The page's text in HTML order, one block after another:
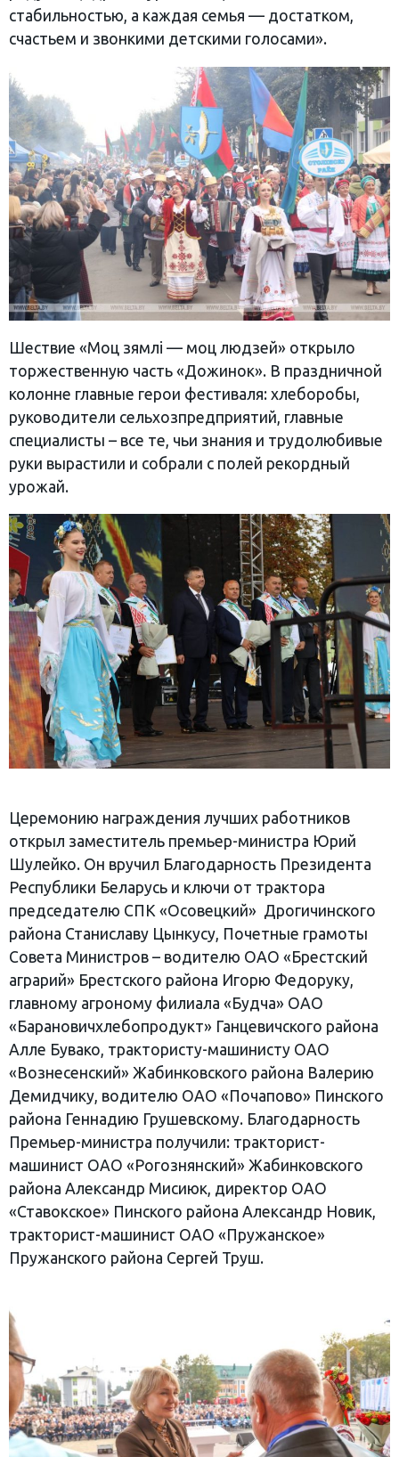
стабильностью, а каждая семья — достатком,
счастьем и звонкими детскими голосами».
Шествие «Моц зямлі — моц людзей» открыло
торжественную часть «Дожинок». В праздничной
колонне главные герои фестиваля: хлеборобы,
руководители сельхозпредприятий, главные
специалисты – все те, чьи знания и трудолюбивые
руки вырастили и собрали с полей рекордный
урожай.
Церемонию награждения лучших работников
открыл заместитель премьер-министра Юрий
Шулейко. Он вручил Благодарность Президента
Республики Беларусь и ключи от трактора
председателю СПК «Осовецкий» Дрогичинского
района Станиславу Цынкусу, Почетные грамоты
Совета Министров – водителю ОАО «Брестский
аграрий» Брестского района Игорю Федоруку,
главному агроному филиала «Будча» ОАО
«Барановичхлебопродукт» Ганцевичского района
Алле Бувако, трактористу-машинисту ОАО
«Вознесенский» Жабинковского района Валерию
Демидчику, водителю ОАО «Почапово» Пинского
района Геннадию Грушевскому. Благодарность
Премьер-министра получили: тракторист-
машинист ОАО «Рогознянский» Жабинковского
района Александр Мисиюк, директор ОАО
«Ставокское» Пинского района Александр Новик,
тракторист-машинист ОАО «Пружанское»
Пружанского района Сергей Труш.